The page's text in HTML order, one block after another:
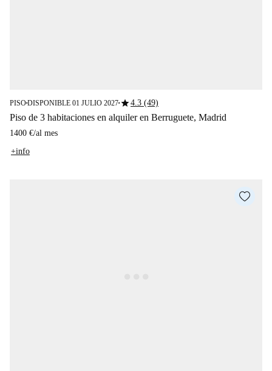
PISO■DISPONIBLE 01 JULIO 2027■star4.3 (49)
Piso de 3 habitaciones en alquiler en Berruguete, Madrid
1400 €/al mes
+info